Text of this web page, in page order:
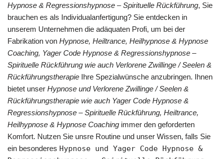
Hypnose & Regressionshypnose – Spirituelle Rückführung, Sie
brauchen es als Individualanfertigung? Sie entdecken in
unserem Unternehmen die adäquaten Profi, um bei der
Fabrikation von Hypnose, Heiltrance, Heilhypnose & Hypnose
Coaching, Yager Code Hypnose & Regressionshypnose –
Spirituelle Rückführung wie auch Verlorene Zwillinge / Seelen &
Rückführungstherapie Ihre Spezialwünsche anzubringen. Ihnen
bietet unser Hypnose und Verlorene Zwillinge / Seelen &
Rückführungstherapie wie auch Yager Code Hypnose &
Regressionshypnose – Spirituelle Rückführung, Heiltrance,
Heilhypnose & Hypnose Coaching immer den geforderten
Komfort. Nutzen Sie unsre Routine und unser Wissen, falls Sie
ein besonderes Hypnose und Yager Code Hypnose &